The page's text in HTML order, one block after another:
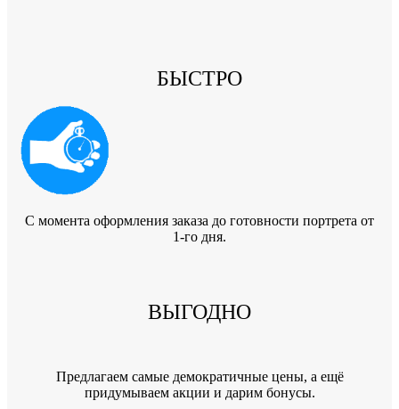
БЫСТРО
C момента оформления заказа до готовности портрета от
1-го дня.
ВЫГОДНО
Предлагаем самые демократичные цены, а ещё
придумываем акции и дарим бонусы.